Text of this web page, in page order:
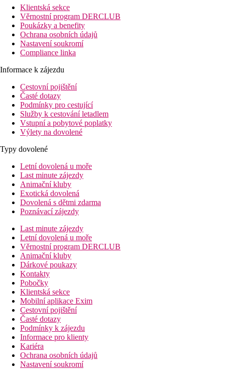
Klientská sekce
Věrnostní program DERCLUB
Poukázky a benefity
Ochrana osobních údajů
Nastavení soukromí
Compliance linka
Informace k zájezdu
Cestovní pojištění
Časté dotazy
Podmínky pro cestující
Služby k cestování letadlem
Vstupní a pobytové poplatky
Výlety na dovolené
Typy dovolené
Letní dovolená u moře
Last minute zájezdy
Animační kluby
Exotická dovolená
Dovolená s dětmi zdarma
Poznávací zájezdy
Last minute zájezdy
Letní dovolená u moře
Věrnostní program DERCLUB
Animační kluby
Dárkové poukazy
Kontakty
Pobočky
Klientská sekce
Mobilní aplikace Exim
Cestovní pojištění
Časté dotazy
Podmínky k zájezdu
Informace pro klienty
Kariéra
Ochrana osobních údajů
Nastavení soukromí